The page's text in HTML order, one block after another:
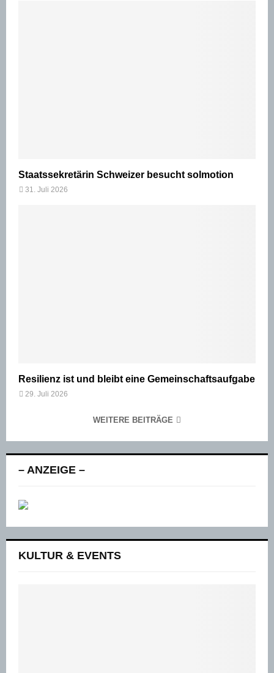
Staatssekretärin Schweizer besucht solmotion
31. Juli 2026
Resilienz ist und bleibt eine Gemeinschaftsaufgabe
29. Juli 2026
WEITERE BEITRÄGE
– ANZEIGE –
KULTUR & EVENTS